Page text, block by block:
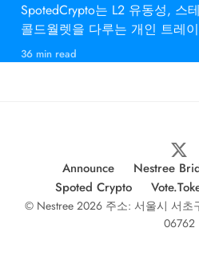
SpotedCrypto는 L2 유동성, 스
콜드월렛을 다루는 개인 트레
다.
36 min read
Announce Nestree
Spoted Crypto
© Nestree 2026 주소: 서울시 서초
06762